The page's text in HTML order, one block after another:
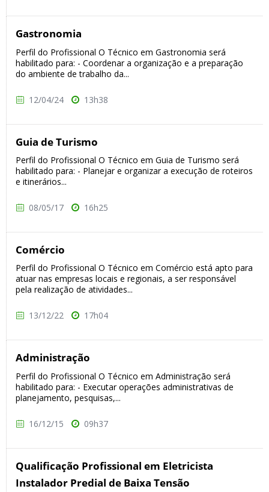
Gastronomia
Perfil do Profissional O Técnico em Gastronomia será
habilitado para: - Coordenar a organização e a preparação
do ambiente de trabalho da...
12/04/24 13h38
Guia de Turismo
Perfil do Profissional O Técnico em Guia de Turismo será
habilitado para: - Planejar e organizar a execução de roteiros
e itinerários...
08/05/17 16h25
Comércio
Perfil do Profissional O Técnico em Comércio está apto para
atuar nas empresas locais e regionais, a ser responsável
pela realização de atividades...
13/12/22 17h04
Administração
Perfil do Profissional O Técnico em Administração será
habilitado para: - Executar operações administrativas de
planejamento, pesquisas,...
16/12/15 09h37
Qualificação Profissional em Eletricista
Instalador Predial de Baixa Tensão